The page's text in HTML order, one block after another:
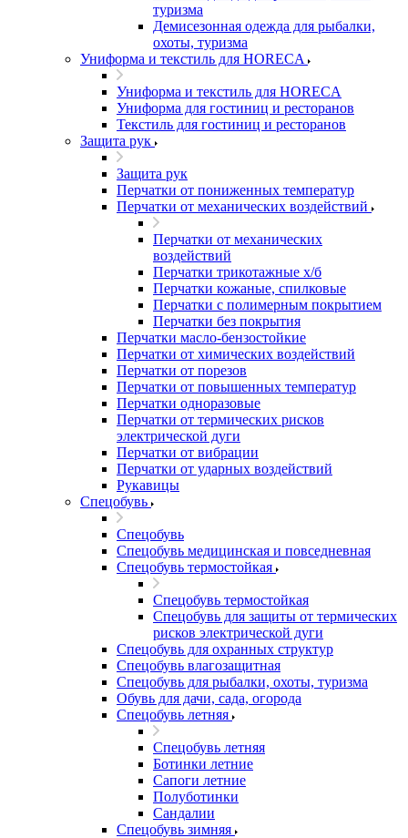
туризма
Демисезонная одежда для рыбалки,
охоты, туризма
Униформа и текстиль для HORECA
Униформа и текстиль для HORECA
Униформа для гостиниц и ресторанов
Текстиль для гостиниц и ресторанов
Защита рук
Защита рук
Перчатки от пониженных температур
Перчатки от механических воздействий
Перчатки от механических
воздействий
Перчатки трикотажные х/б
Перчатки кожаные, спилковые
Перчатки с полимерным покрытием
Перчатки без покрытия
Перчатки масло-бензостойкие
Перчатки от химических воздействий
Перчатки от порезов
Перчатки от повышенных температур
Перчатки одноразовые
Перчатки от термических рисков
электрической дуги
Перчатки от вибрации
Перчатки от ударных воздействий
Рукавицы
Спецобувь
Спецобувь
Спецобувь медицинская и повседневная
Спецобувь термостойкая
Спецобувь термостойкая
Спецобувь для защиты от термических
рисков электрической дуги
Спецобувь для охранных структур
Спецобувь влагозащитная
Спецобувь для рыбалки, охоты, туризма
Обувь для дачи, сада, огорода
Спецобувь летняя
Спецобувь летняя
Ботинки летние
Сапоги летние
Полуботинки
Сандалии
Спецобувь зимняя